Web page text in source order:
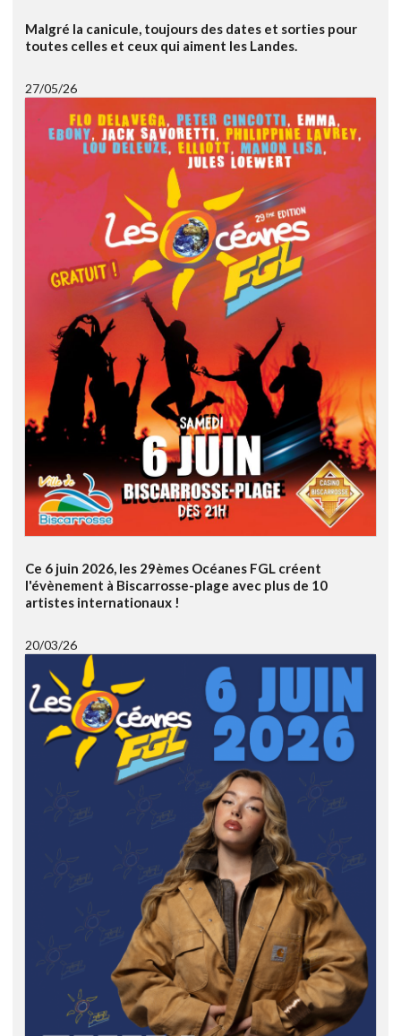
Malgré la canicule, toujours des dates et sorties pour
toutes celles et ceux qui aiment les Landes.
27/05/26
Ce 6 juin 2026, les 29èmes Océanes FGL créent
l'évènement à Biscarrosse-plage avec plus de 10
artistes internationaux !
20/03/26